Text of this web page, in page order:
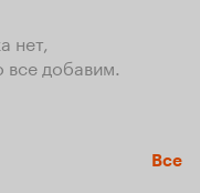
нет,
добавим.
Все